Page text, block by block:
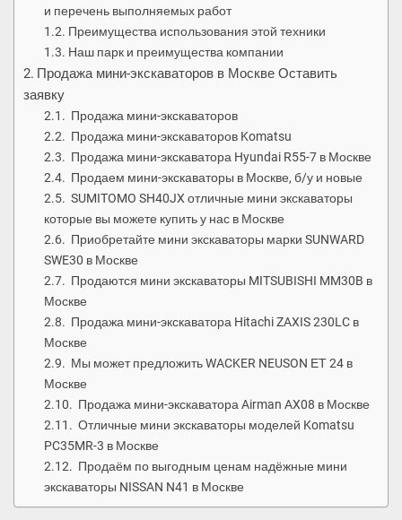
и перечень выполняемых работ
Преимущества использования этой техники
Наш парк и преимущества компании
Продажа мини-экскаваторов в Москве Оставить
заявку
Продажа мини-экскаваторов
Продажа мини-экскаваторов Komatsu
Продажа мини-экскаватора Hyundai R55-7 в Москве
Продаем мини-экскаваторы в Москве, б/у и новые
SUMITOMO SH40JX отличные мини экскаваторы
которые вы можете купить у нас в Москве
Приобретайте мини экскаваторы марки SUNWARD
SWE30 в Москве
Продаются мини экскаваторы MITSUBISHI MM30B в
Москве
Продажа мини-экскаватора Hitachi ZAXIS 230LC в
Москве
Мы может предложить WACKER NEUSON ЕТ 24 в
Москве
Продажа мини-экскаватора Airman AX08 в Москве
Отличные мини экскаваторы моделей Komatsu
PC35MR-3 в Москве
Продаём по выгодным ценам надёжные мини
экскаваторы NISSAN N41 в Москве